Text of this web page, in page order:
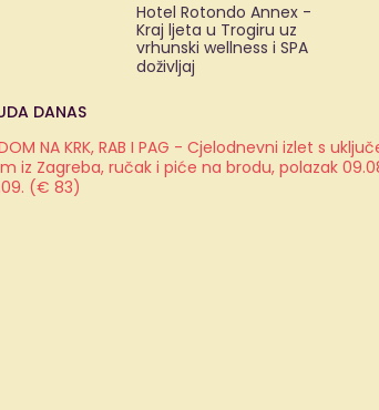
Hotel Rotondo Annex -
Kraj ljeta u Trogiru uz
vrhunski wellness i SPA
doživljaj
DANAS
NA KRK, RAB I PAG - Cjelodnevni izlet s
iz Zagreba, ručak i piće na brodu, polazak
(€ 83)